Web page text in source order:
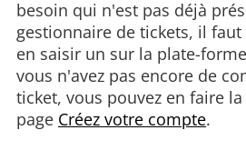
besoin qui n'est pas déjà
gestionnaire de tickets, il
en saisir un sur la plate-
vous n'avez pas encore de
ticket, vous pouvez en faire
page Créez votre compte.